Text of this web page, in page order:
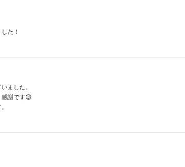
た！
ました。
謝です😊